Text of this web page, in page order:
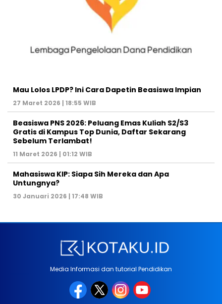
Mau Lolos LPDP? Ini Cara Dapetin Beasiswa Impian
27 Maret 2026 | 18:55 WIB
Beasiswa PNS 2026: Peluang Emas Kuliah S2/S3
Gratis di Kampus Top Dunia, Daftar Sekarang
Sebelum Terlambat!
11 Maret 2026 | 01:12 WIB
Mahasiswa KIP: Siapa Sih Mereka dan Apa
Untungnya?
30 Januari 2026 | 17:48 WIB
Media Informasi dan tutorial Pendidikan